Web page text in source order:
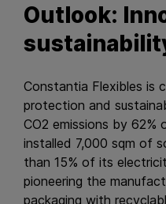
Outlook:
Constantia Flexibles is
protection and
CO2 emissions by
installed 7,000 sqm of
than 15% of its
pioneering the
packaging with